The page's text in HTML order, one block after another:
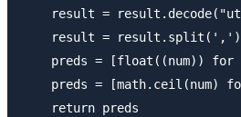
result =
    result = result.split(',')
preds = [float((num)) for
preds = [math.ceil(num)
    return preds